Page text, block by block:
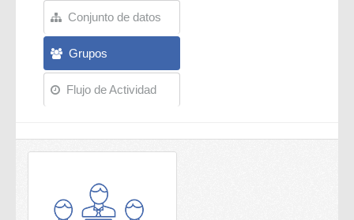
Conjunto de datos
Grupos
Flujo de Actividad